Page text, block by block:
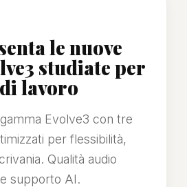
le nuove
studiate per
lavoro
Evolve3 con tre
per flessibilità,
Qualità audio
supporto AI.